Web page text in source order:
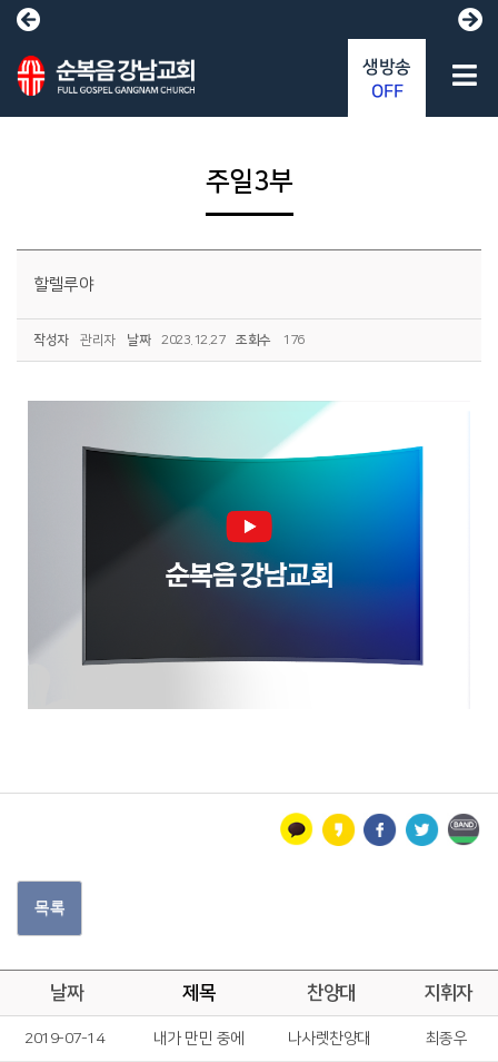
주일3부
할렐루야
작성자 관리자 날짜 2023.12.27 조회수 176
목록
날짜 제목 찬양대 지휘자
2019-07-14 내가 만민 중에 나사렛찬양대 최종우
생방송
OFF